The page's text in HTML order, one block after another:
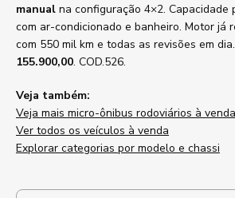
manual na configuração 4×2. Capacidade
com ar-condicionado e banheiro. Motor já
com 550 mil km e todas as revisões em dia.
155.900,00. COD.526.
Veja também:
Veja mais micro-ônibus rodoviários à venda
Ver todos os veículos à venda
Explorar categorias por modelo e chassi